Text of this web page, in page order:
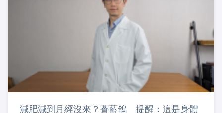
減肥減到月經沒來？蒼藍鴿 提醒：這是身體